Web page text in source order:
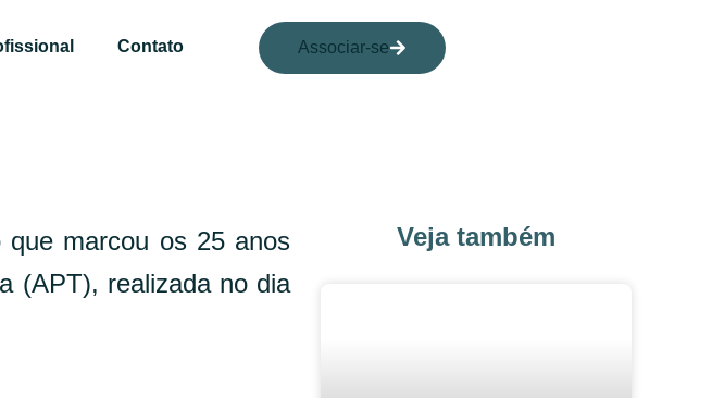
Contato Associar-se
marcou os 25 anos
(APT), realizada no dia
Veja também